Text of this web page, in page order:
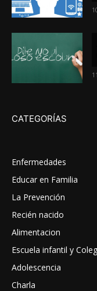
CATEGORÍAS
Enfermedades
Educar en Familia
La Prevención
Recién nacido
Alimentacion
Escuela infantil y
Adolescencia
Charla